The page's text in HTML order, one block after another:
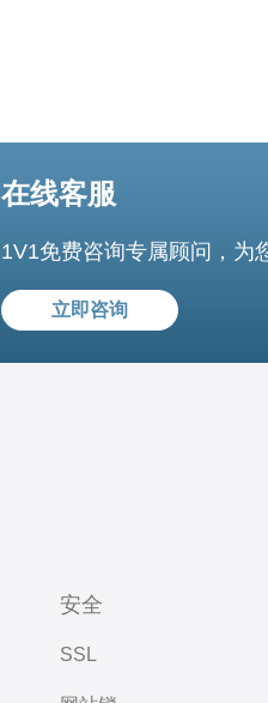
在线客服
1V1免费咨询专属顾问，为
立即咨询
安全
SSL